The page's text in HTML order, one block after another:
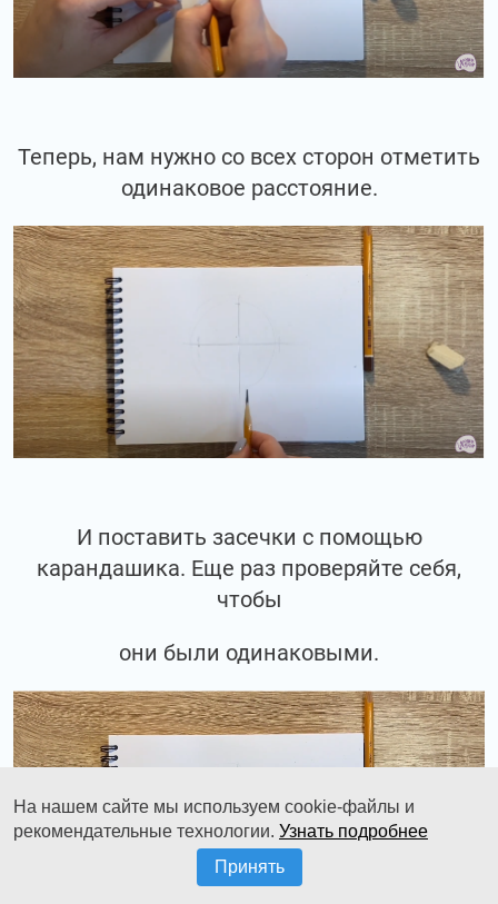
Теперь, нам нужно со всех сторон отметить
одинаковое расстояние.
И поставить засечки с помощью
карандашика. Еще раз проверяйте себя,
чтобы
они были одинаковыми.
На нашем сайте мы используем cookie-файлы и
рекомендательные технологии. Узнать подробнее
Принять